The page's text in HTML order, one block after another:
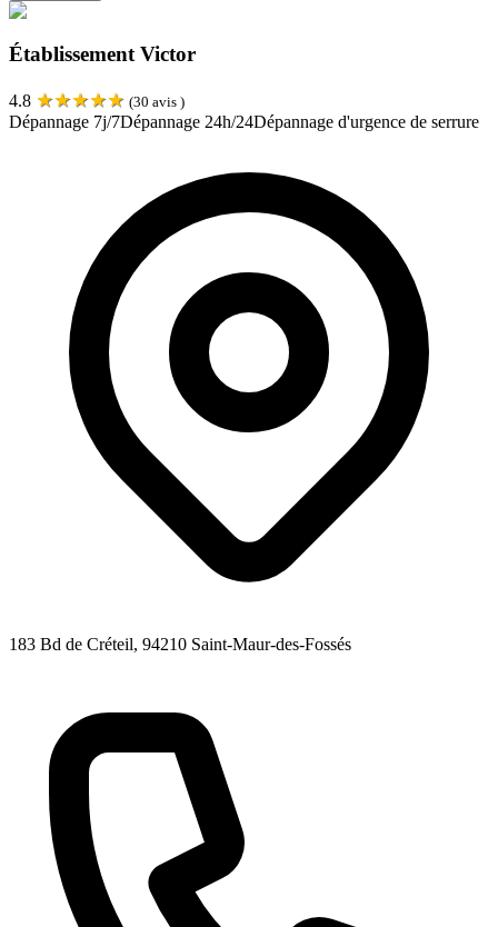
Établissement Victor
4.8 ★★★★★ (30 avis )
Dépannage 7j/7Dépannage 24h/24Dépannage d'urgence de serrure
183 Bd de Créteil, 94210 Saint-Maur-des-Fossés